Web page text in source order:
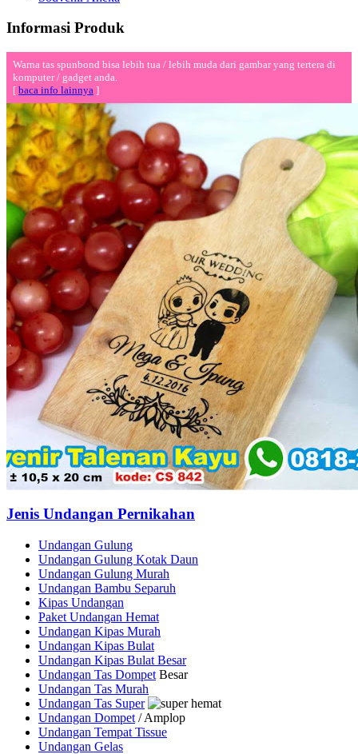
Informasi Produk
Warna tas spunbond bisa lebih tua / lebih muda dari gambar yang tertera di
komputer / gadget anda.
[ baca info lainnya ]
Jenis Undangan Pernikahan
Undangan Gulung
Undangan Gulung Kotak Daun
Undangan Gulung Murah
Undangan Bambu Separuh
Kipas Undangan
Paket Undangan Hemat
Undangan Kipas Murah
Undangan Kipas Bulat
Undangan Kipas Bulat Besar
Undangan Tas Dompet Besar
Undangan Tas Murah
Undangan Tas Super
Undangan Dompet / Amplop
Undangan Tempat Tissue
Undangan Gelas